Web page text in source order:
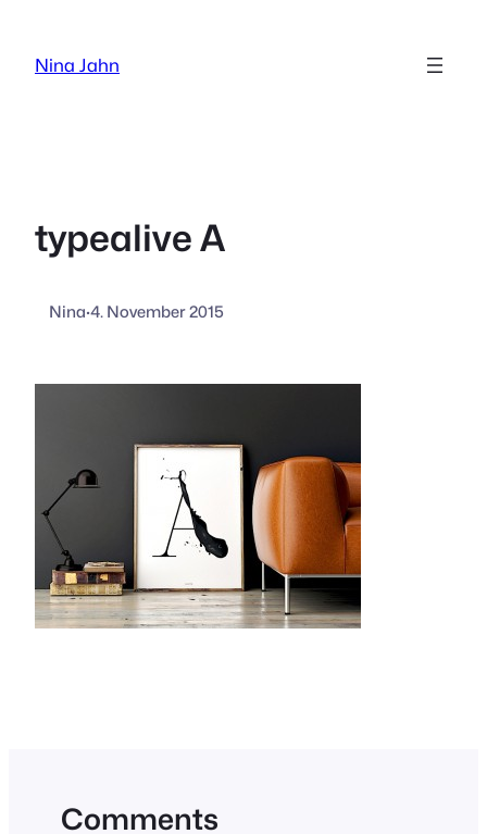
springen
Nina Jahn
typealive A
Nina·4. November 2015
Comments